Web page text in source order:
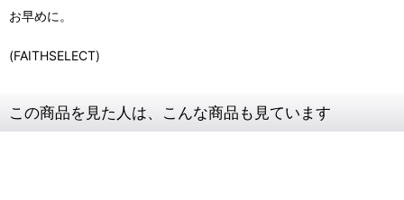
お早めに。
(FAITHSELECT)
この商品を見た人は、こんな商品も見ています